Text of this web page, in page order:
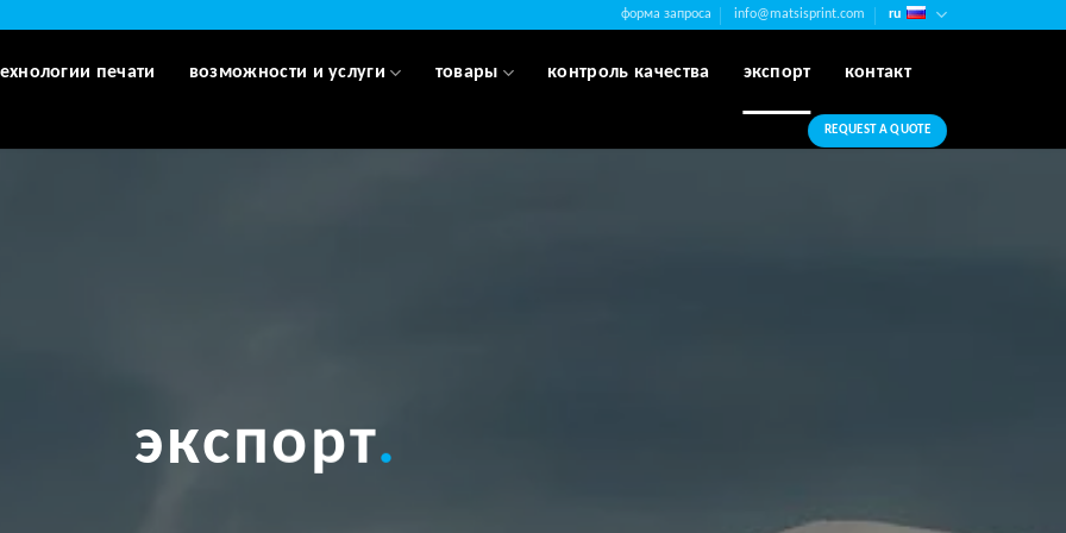
форма запроса info@matsisprint.com ru
печати возможности и услуги товары контроль качества экспорт контакт
REQUEST A QUOTE
экспорт.